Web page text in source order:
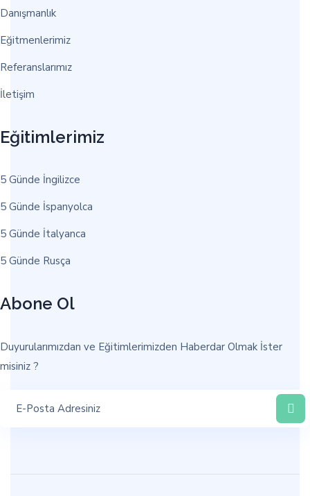
Danışmanlık
Eğitmenlerimiz
Referanslarımız
İletişim
Eğitimlerimiz
5 Günde İngilizce
5 Günde İspanyolca
5 Günde İtalyanca
5 Günde Rusça
Abone Ol
Duyurularımızdan ve Eğitimlerimizden Haberdar Olmak İster
misiniz ?